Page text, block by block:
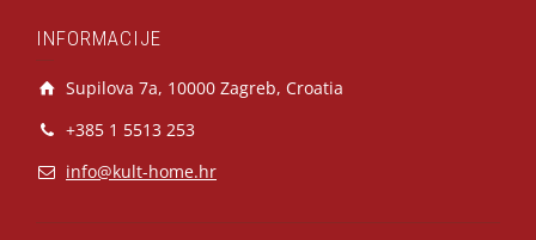
INFORMACIJE
Supilova 7a, 10000 Zagreb, Croatia
+385 1 5513 253
info@kult-home.hr